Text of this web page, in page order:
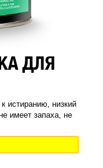
ДЛЯ
истиранию, низкий
имеет запаха, не